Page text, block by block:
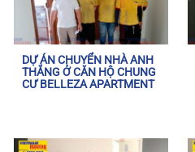
DỰ ÁN CHUYỂN NHÀ ANH
THẮNG Ở CĂN HỘ CHUNG
CƯ BELLEZA APARTMENT